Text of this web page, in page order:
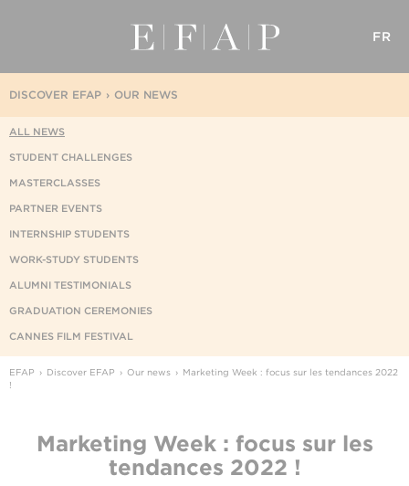
FR
OUR NEWS
DISCOVER EFAP
ALL NEWS
STUDENT CHALLENGES
MASTERCLASSES
PARTNER EVENTS
INTERNSHIP STUDENTS
WORK-STUDY STUDENTS
ALUMNI TESTIMONIALS
GRADUATION CEREMONIES
CANNES FILM FESTIVAL
EFAP Discover EFAP Our news
Marketing Week : focus sur les tendances 2022
!
Marketing Week : focus sur les
tendances 2022 !